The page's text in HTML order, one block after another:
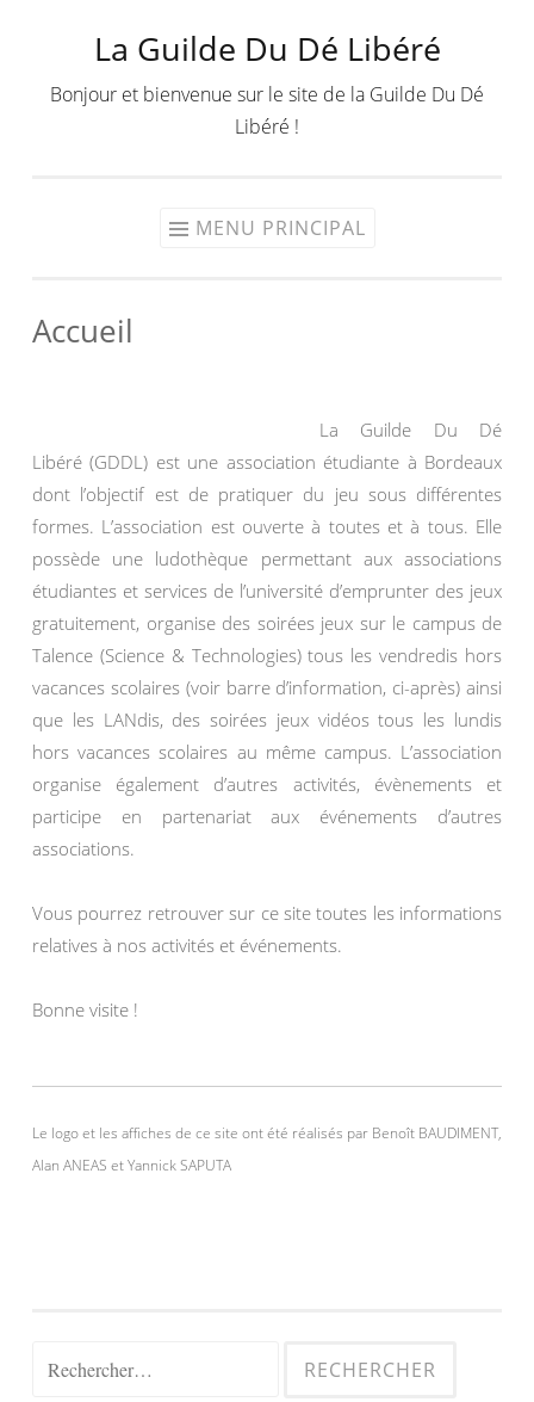
contenu
La Guilde Du Dé Libéré
Bonjour et bienvenue sur le site de la Guilde Du Dé
Libéré !
MENU PRINCIPAL
Accueil
La Guilde Du Dé
Libéré (GDDL) est une association étudiante à Bordeaux
dont l’objectif est de pratiquer du jeu sous différentes
formes. L’association est ouverte à toutes et à tous. Elle
possède une ludothèque permettant aux associations
étudiantes et services de l’université d’emprunter des jeux
gratuitement, organise des soirées jeux sur le campus de
Talence (Science & Technologies) tous les vendredis hors
vacances scolaires (voir barre d’information, ci-après) ainsi
que les LANdis, des soirées jeux vidéos tous les lundis
hors vacances scolaires au même campus. L’association
organise également d’autres activités, évènements et
participe en partenariat aux événements d’autres
associations.
Vous pourrez retrouver sur ce site toutes les informations
relatives à nos activités et événements.
Bonne visite !
Le logo et les affiches de ce site ont été réalisés par Benoît BAUDIMENT,
Alan ANEAS et Yannick SAPUTA
Rechercher :